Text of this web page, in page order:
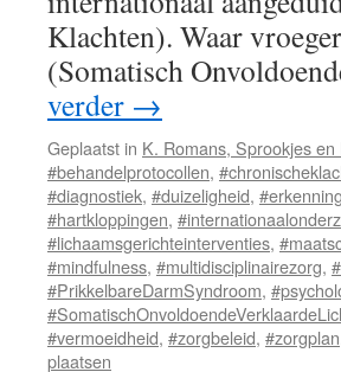
Klachten). Waar
(Somatisch
verder →
Geplaatst in K. Romans, Sprookjes en
#behandelprotocollen,
#diagnostiek, #duizeligheid, #erkenning
#hartkloppingen,
#lichaamsgerichteinterventies,
#mindfulness, #multidisciplinairezorg,
#PrikkelbareDarmSyndroom,
#vermoeidheid, #zorgbeleid, #zorgplan
plaatsen